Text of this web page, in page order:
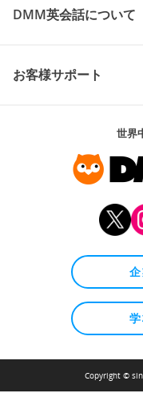
DMM英会話について
お客様サポート
世界
Copyright ©